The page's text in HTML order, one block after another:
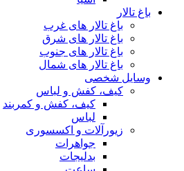
باغ تالار
باغ تالار های غرب
باغ تالار های شرق
باغ تالار های جنوب
باغ تالار های شمال
وسایل شخصی
کیف، کفش و لباس
کیف، کفش و کمربند
لباس
زیورآلات و اکسسوری
جواهرات
بدلیجات